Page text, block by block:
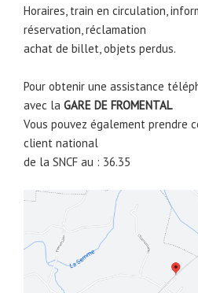
Horaires, train en circulation,
réservation, réclamation
achat de billet, objets perdus.
Pour obtenir une assistance
avec la GARE DE FROMENTAL
Vous pouvez également prendre
client national
de la SNCF au : 36.35